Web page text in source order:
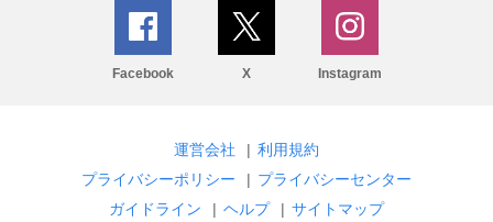
Facebook X Instagram
運営会社 | 利用規約
プライバシーポリシー
| プライバシーセンター
ガイドライン
| ヘルプ | サイトマップ